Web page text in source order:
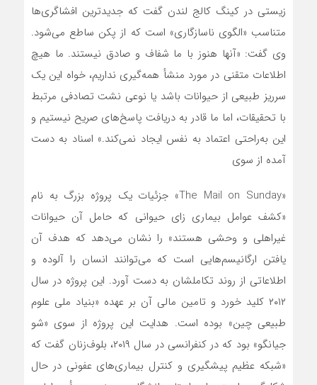
زیستی در کینگ کالج لندن گفت که جدیدترین افشاگری‌ها
متناسب «الگوی ناسازگاری» است که از پکن ساطع می‌شود.
وی گفت: «آنها هنوز با ما شفاف و صادق نیستند. ما هیچ
اطلاعات متقنی در مورد منشأ همه‌گیری نداریم، خواه این یک
سرریز طبیعی از حیوانات باشد یا نوعی نشت تصادفی مرتبط
با تحقیقات، اما ما قادر به دریافت پاسخ‌های صریح نیستیم و
این به‌راحتی اعتماد به نفس ایجاد نمی‌کند.» اسناد به دست
آمده از سوی
«The Mail on Sunday» جزئیات یک پروژه بزرگ به نام
«کشف عوامل بیماری زای حیوانی که حامل آن حیوانات
غیراهلی و وحشی هستند» را نشان می‌دهد که هدف آن
یافتن ارگانیسم‌هایی است که می‌توانند انسان را آلوده و
اطلاعاتی از روند تکاملشان به دست آورد. این پروژه در سال
۲۰۱۲ کلید خورد و تامین مالی آن بر عهده «بنیاد ملی علوم
طبیعی چین» بوده است. هدایت این پروژه از سوی «شو
جیانگو» بود که در کنفرانسی در سال ۲۰۱۹، بلوف‌زنان گفت که
«شبکه عظیم پیشگیری و کنترل بیماری‌های عفونی در حال